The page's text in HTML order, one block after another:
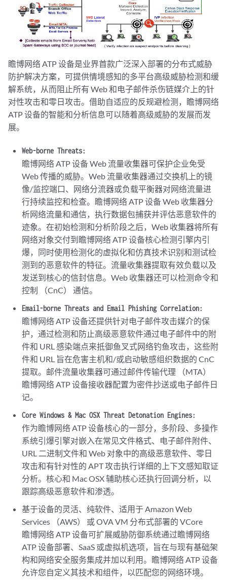
瞻博网络 ATP 设备是业界首款广泛深入部署的分布式威胁
防护解决方案，可提供情境感知的多平台高级威胁检测和缓
解系统，从而阻止所有 Web 和电子邮件杀伤链媒介上的针
对性攻击和零日攻击。借助自适应的反规避检测，瞻博网络
ATP 设备的智能和分析信息可以随着高级威胁的发展而发
展。
Web-borne Threats:
瞻博网络 ATP 设备 Web 流量收集器可保护企业免受
Web 传播的威胁。Web 流量收集器通过交换机上的镜
像/监控端口、网络分流器或负载平衡器对网络流量进
行持续监控和检查。瞻博网络 ATP 设备 Web 收集器分
析网络流量和通信，执行数据包捕获并评估恶意软件的
迹象。在初始检测和分析阶段之后，Web 收集器将所有
网络对象交付到瞻博网络 ATP 设备核心检测引擎内引
爆，同时使用检测化的虚拟化和仿真技术识别和测试检
测到的恶意软件的特征。流量收集器提取有效负载以及
发送到核心的信封信息。Web 收集器还可以检测命令和
控制 （CnC） 通信。
Email-borne Threats and Email Phishing Correlation:
瞻博网络 ATP 设备还提供针对电子邮件攻击媒介的保
护，通过检测和防止高级恶意软件通过电子邮件中的附
件和 URL 感染端点来抵御鱼叉式网络钓鱼攻击，这些附
件和 URL 旨在危害主机和/或启动敏感组织数据的 CnC
提取。邮件流量收集器可通过邮件传输代理 （MTA）
瞻博网络 ATP 设备接收器配置为密件抄送或电子邮件日
记。
Core Windows & Mac OSX Threat Detonation Engines:
作为瞻博网络 ATP 设备核心的一部分，多阶段、多操作
系统引爆引擎对嵌入在常见文件格式、电子邮件附件、
URL 二进制文件和 Web 对象中的高级恶意软件、零日
攻击和有针对性的 APT 攻击执行详细的上下文感知取证
分析。核心和 Mac OSX 辅助核心还执行回调分析，以
跟踪高级恶意软件和渗透。
基于设备的灵活、纯软件、适用于 Amazon Web
Services （AWS） 或 OVA VM 分布式部署的 VCore
瞻博网络 ATP 设备可扩展威胁防御系统通过瞻博网络
ATP 设备部署、SaaS 或虚拟机选项，旨在与现有基础架
构和网络安全服务集成并加以利用。瞻博网络 ATP 设备
允许您自定义其技术和组件，以匹配您的网络环境。